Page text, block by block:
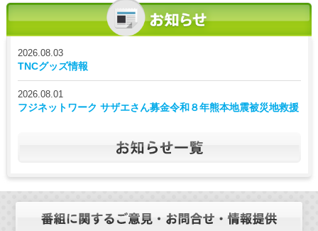
2026.08.03
TNCグッズ情報
2026.08.01
フジネットワーク サザエさん募金令和８年熊本地震被災地救援